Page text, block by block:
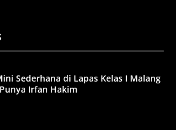
Sederhana di Lapas Kelas I Malang
Irfan Hakim